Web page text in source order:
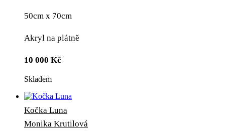
50cm x 70cm
Akryl na plátně
10 000 Kč
Skladem
Kočka Luna
Monika Krutilová